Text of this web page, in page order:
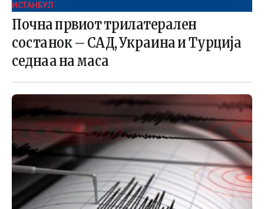
ИСТАНБУЛ
Почна првиот трилатерален
состанок – САД, Украина и Турција
седнаа на маса